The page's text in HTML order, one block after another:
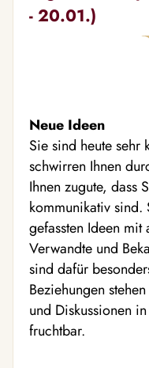
- 20.01.)
Neue Ideen
Sie sind heute sehr
schwirren Ihnen
Ihnen zugute, dass
kommunikativ sind.
gefassten Ideen
Verwandte und
sind dafür
Beziehungen
und Diskussionen
fruchtbar.